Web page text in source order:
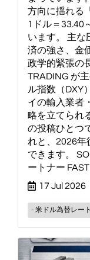
方向に揺れる
1ドル＝33.40
います。 主な
済の強さ、金
政学的緊張の
TRADING が
ル指数（DXY
イの輸入業者
略を立てられ
の投稿ひとつ
れと、2026年
できます。
ートナー FAST
17 Jul 2026
- 米ドル為替レート